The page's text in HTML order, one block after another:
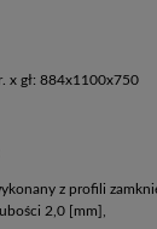
x gł: 884x1100x750
z profili
2,0 [mm],